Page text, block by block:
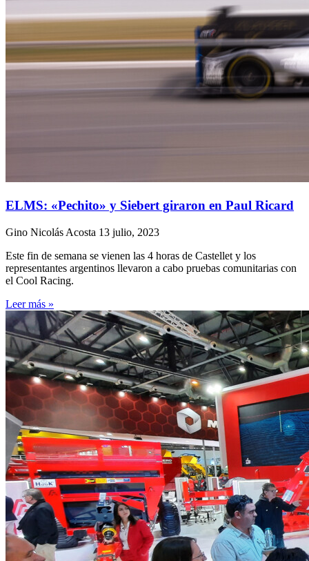
ELMS: «Pechito» y Siebert giraron en Paul Ricard
Gino Nicolás Acosta 13 julio, 2023
Este fin de semana se vienen las 4 horas de Castellet y los
representantes argentinos llevaron a cabo pruebas comunitarias con
el Cool Racing.
Leer más »